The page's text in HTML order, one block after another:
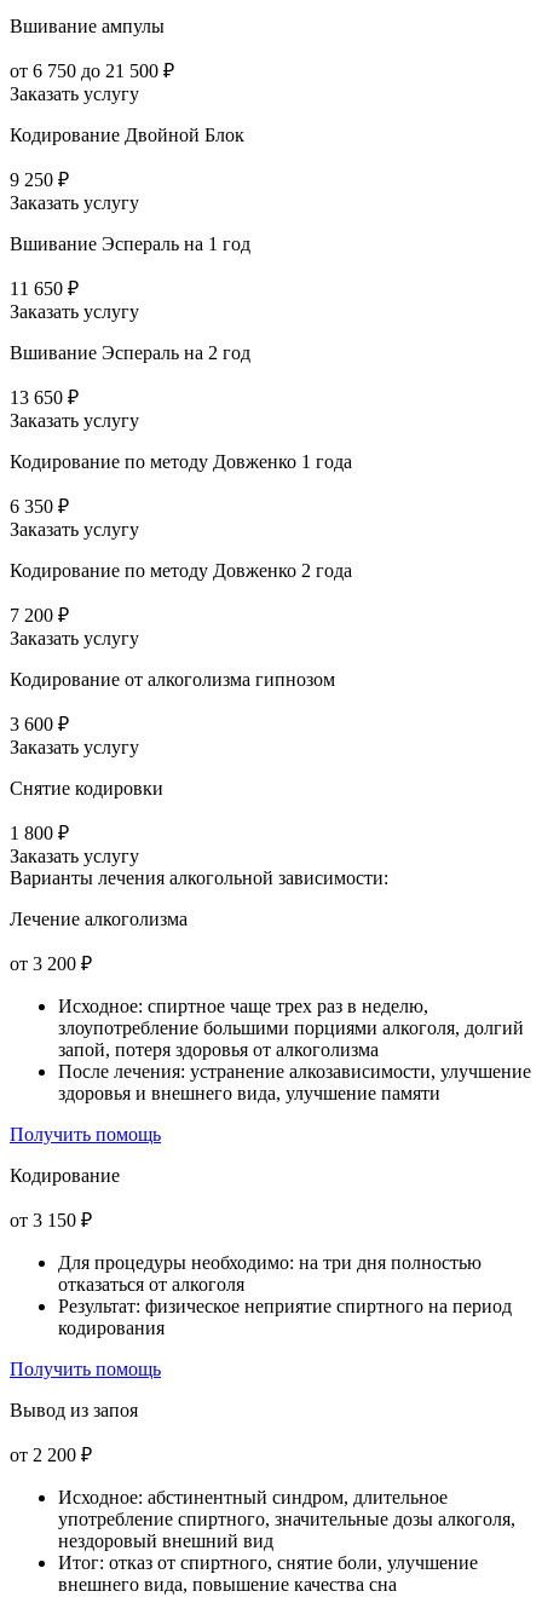
Вшивание ампулы
от 6 750 до 21 500 ₽
Заказать услугу
Кодирование Двойной Блок
9 250 ₽
Заказать услугу
Вшивание Эспераль на 1 год
11 650 ₽
Заказать услугу
Вшивание Эспераль на 2 год
13 650 ₽
Заказать услугу
Кодирование по методу Довженко 1 года
6 350 ₽
Заказать услугу
Кодирование по методу Довженко 2 года
7 200 ₽
Заказать услугу
Кодирование от алкоголизма гипнозом
3 600 ₽
Заказать услугу
Снятие кодировки
1 800 ₽
Заказать услугу
Варианты лечения алкогольной зависимости:
Лечение алкоголизма
от 3 200 ₽
Исходное: спиртное чаще трех раз в неделю,
злоупотребление большими порциями алкоголя, долгий
запой, потеря здоровья от алкоголизма
После лечения: устранение алкозависимости, улучшение
здоровья и внешнего вида, улучшение памяти
Получить помощь
Кодирование
от 3 150 ₽
Для процедуры необходимо: на три дня полностью
отказаться от алкоголя
Результат: физическое неприятие спиртного на период
кодирования
Получить помощь
Вывод из запоя
от 2 200 ₽
Исходное: абстинентный синдром, длительное
употребление спиртного, значительные дозы алкоголя,
нездоровый внешний вид
Итог: отказ от спиртного, снятие боли, улучшение
внешнего вида, повышение качества сна